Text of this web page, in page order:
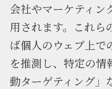
会社やマーケティン
用されます。これ
ば個人のウェブ上で
を推測し、特定の
動ターゲティング」